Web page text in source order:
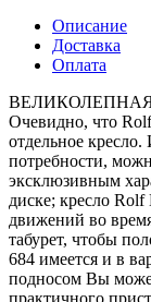
Описание
Доставка
Оплата
Очевидно, что
отдельное кресло.
потребности,
эксклюзивным
диске; кресло
движений во
табурет, чтобы
684 имеется и в
подносом Вы